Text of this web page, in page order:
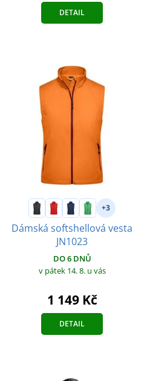
DETAIL
+3
Dámská softshellová vesta
JN1023
DO 6 DNŮ
v pátek 14. 8. u vás
1 149 Kč
DETAIL